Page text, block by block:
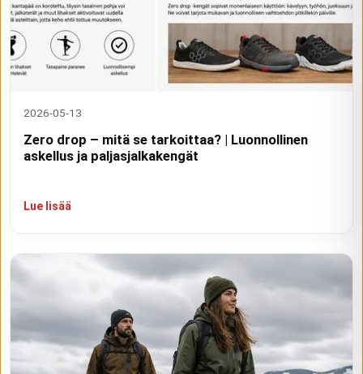
2026-05-13
Zero drop – mitä se tarkoittaa? | Luonnollinen
askellus ja paljasjalkakengät
Lue lisää